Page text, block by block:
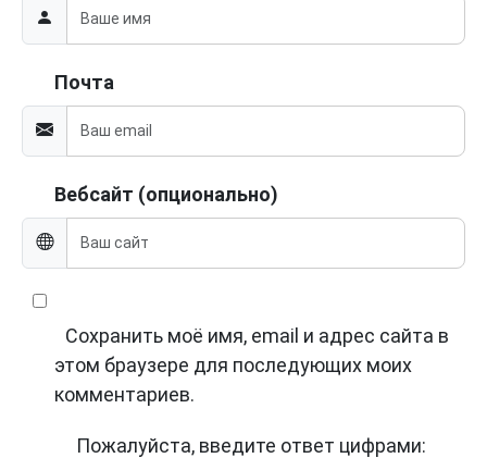
Почта
Вебсайт (опционально)
Сохранить моё имя, email и адрес сайта в
этом браузере для последующих моих
комментариев.
Пожалуйста, введите ответ цифрами: